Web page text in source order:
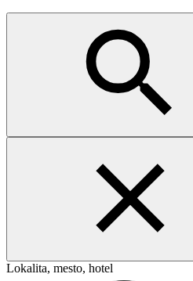
Lokalita, mesto, hotel